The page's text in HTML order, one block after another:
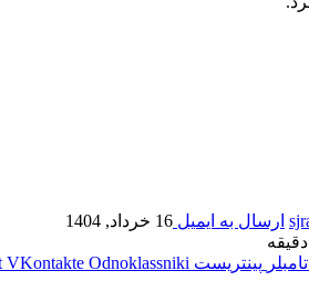
ارسال به ایمیل 16 خرداد, 1404
تامبلر پینتریست VKontakte Odnoklassniki